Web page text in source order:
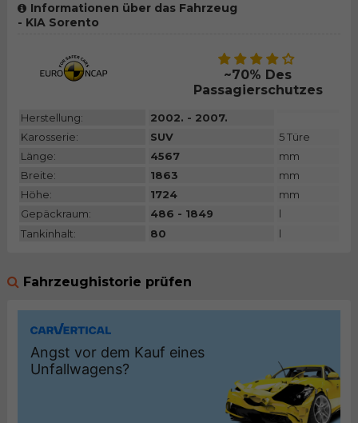
Informationen über das Fahrzeug
- KIA Sorento
~70% Des
Passagierschutzes
Herstellung:
2002. - 2007.
Karosserie:
SUV
5 Türe
Länge:
4567
mm
Breite:
1863
mm
Höhe:
1724
mm
Gepäckraum:
486 - 1849
l
Tankinhalt:
80 l
Fahrzeughistorie prüfen